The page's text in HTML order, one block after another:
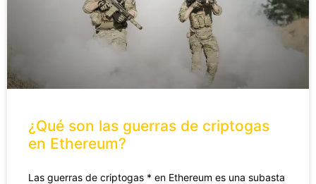
¿Qué son las guerras de criptogas
en Ethereum?
Las guerras de criptogas * en Ethereum es una subasta